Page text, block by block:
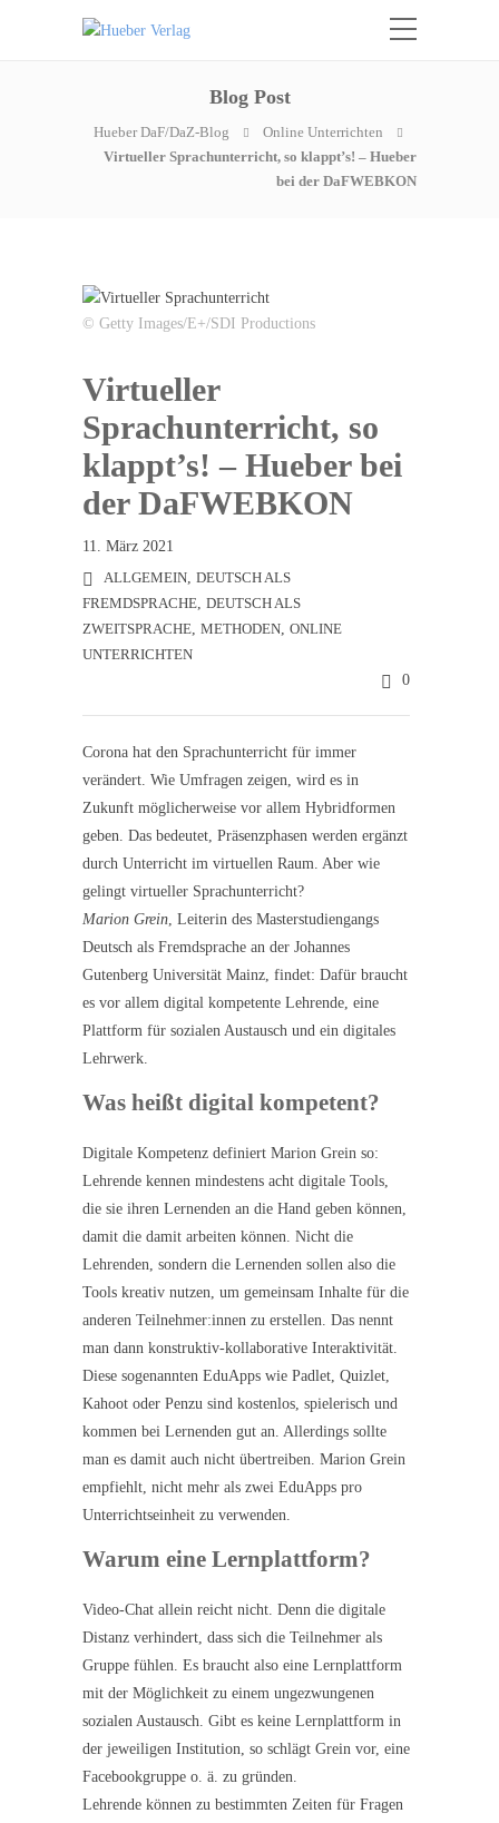
Blog Post
Hueber DaF/DaZ-Blog
Online Unterrichten
Virtueller Sprachunterricht, so klappt’s! – Hueber
bei der DaFWEBKON
© Getty Images/E+/SDI Productions
Virtueller
Sprachunterricht, so
klappt’s! – Hueber bei
der DaFWEBKON
11. März 2021
ALLGEMEIN, DEUTSCH ALS
FREMDSPRACHE, DEUTSCH ALS
ZWEITSPRACHE, METHODEN, ONLINE
UNTERRICHTEN
0
Corona hat den Sprachunterricht für immer
verändert. Wie Umfragen zeigen, wird es in
Zukunft möglicherweise vor allem Hybridformen
geben. Das bedeutet, Präsenzphasen werden ergänzt
durch Unterricht im virtuellen Raum. Aber wie
gelingt virtueller Sprachunterricht?
Marion Grein, Leiterin des Masterstudiengangs
Deutsch als Fremdsprache an der Johannes
Gutenberg Universität Mainz, findet: Dafür braucht
es vor allem digital kompetente Lehrende, eine
Plattform für sozialen Austausch und ein digitales
Lehrwerk.
Was heißt digital kompetent?
Digitale Kompetenz definiert Marion Grein so:
Lehrende kennen mindestens acht digitale Tools,
die sie ihren Lernenden an die Hand geben können,
damit die damit arbeiten können. Nicht die
Lehrenden, sondern die Lernenden sollen also die
Tools kreativ nutzen, um gemeinsam Inhalte für die
anderen Teilnehmer:innen zu erstellen. Das nennt
man dann konstruktiv-kollaborative Interaktivität.
Diese sogenannten EduApps wie Padlet, Quizlet,
Kahoot oder Penzu sind kostenlos, spielerisch und
kommen bei Lernenden gut an. Allerdings sollte
man es damit auch nicht übertreiben. Marion Grein
empfiehlt, nicht mehr als zwei EduApps pro
Unterrichtseinheit zu verwenden.
Warum eine Lernplattform?
Video-Chat allein reicht nicht. Denn die digitale
Distanz verhindert, dass sich die Teilnehmer als
Gruppe fühlen. Es braucht also eine Lernplattform
mit der Möglichkeit zu einem ungezwungenen
sozialen Austausch. Gibt es keine Lernplattform in
der jeweiligen Institution, so schlägt Grein vor, eine
Facebookgruppe o. ä. zu gründen.
Lehrende können zu bestimmten Zeiten für Fragen